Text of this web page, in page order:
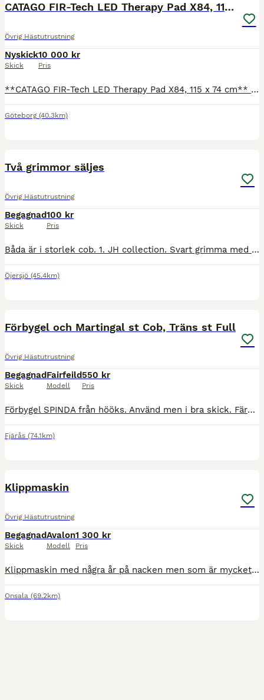
CATAGO FIR-Tech LED Therapy Pad X84, 115 x 74 cm
Övrig Hästutrustning
Nyskick
Skick
10 000 kr
Pris
**CATAGO FIR-Tech LED Therapy Pad X84, 115 x 74 cm** **Varumärke:** Catago ### Beskrivning **LED THERAPY PADS – nästa generation av multifunktionella LED-enheter** * Förbättrar vävnaders återhämtni
Göteborg (40.3km)
Två grimmor säljes
Övrig Hästutrustning
Begagnad
Skick
100 kr
Pris
Båda är i storlek cob. 1. JH collection. Svart grimma med gulddetaljer. 100 kr. 2. Vet tyvärr inte märke. Svart med fluff på nackstycket och över nosen. 50 kr. Båda blir givetvis tvättade innan de s
Öjersjö (45.4km)
Förbygel och Martingal st Cob, Träns st Full
Övrig Hästutrustning
Begagnad
Skick
Fairfeild
Modell
550 kr
Pris
Förbygel SPINDA från hööks. Använd men i bra skick. Färg: svart St: ponny, använd på d ponny 550 kr Martingal Använt fåtal gånger så är i nyskick Färg: Svart St: Cob 150kr Träns Använt f
Fjärås (74.1km)
Klippmaskin
Övrig Hästutrustning
Begagnad
Skick
Avalon
Modell
1 300 kr
Pris
Klippmaskin med några år på nacken men som är mycket sparsamt använd. Ingår två skär. Om den ska skickas så står köparen för frakt.
Onsala (69.2km)